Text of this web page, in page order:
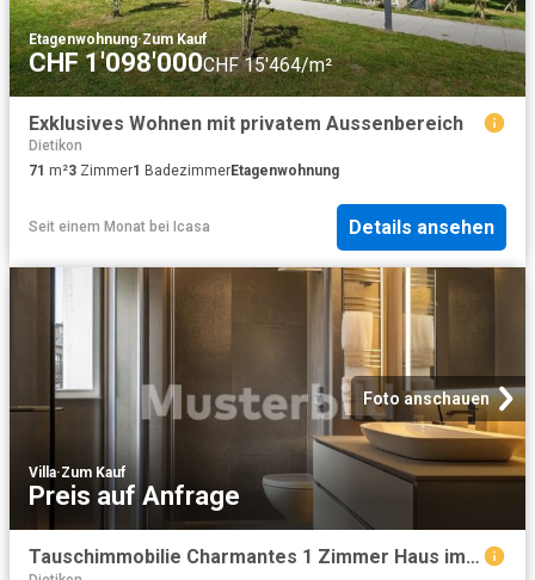
Etagenwohnung·Zum Kauf
CHF 1'098'000CHF 15'464/m²
Exklusives Wohnen mit privatem Aussenbereich
Dietikon
71 m²3 Zimmer1 BadezimmerEtagenwohnung
Seit einem Monat bei Icasa Details ansehen
Foto anschauen
Villa·Zum Kauf
Preis auf Anfrage
Tauschimmobilie Charmantes 1 Zimmer Haus im Herzen von Dietikon